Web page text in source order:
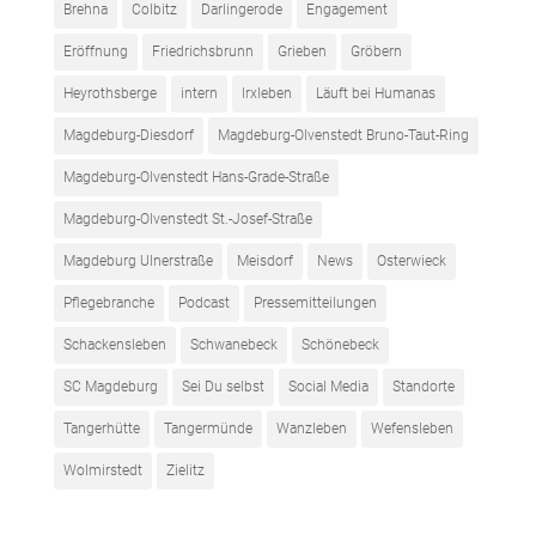
Brehna Colbitz Darlingerode Engagement
Eröffnung Friedrichsbrunn Grieben Gröbern
Heyrothsberge intern Irxleben Läuft bei Humanas
Magdeburg-Diesdorf Magdeburg-Olvenstedt Bruno-Taut-Ring
Magdeburg-Olvenstedt Hans-Grade-Straße
Magdeburg-Olvenstedt St.-Josef-Straße
Magdeburg Ulnerstraße Meisdorf News Osterwieck
Pflegebranche Podcast Pressemitteilungen
Schackensleben Schwanebeck Schönebeck
SC Magdeburg Sei Du selbst Social Media Standorte
Tangerhütte Tangermünde Wanzleben Wefensleben
Wolmirstedt Zielitz